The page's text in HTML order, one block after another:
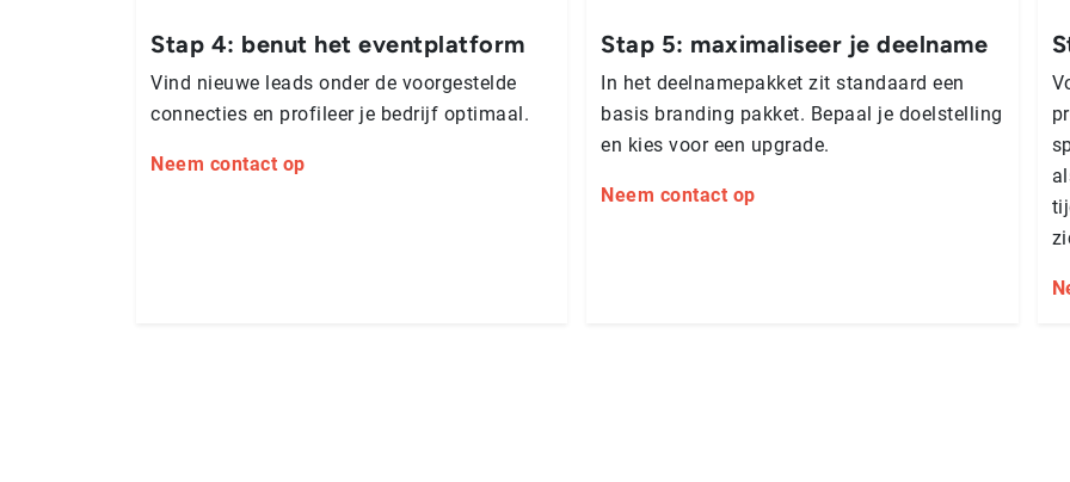
Stap 4: benut het eventplatform
Vind nieuwe leads onder de voor­ge­stel­de
connecties en profileer je bedrijf optimaal.
Neem contact op
Stap 5: maxi­ma­li­seer je deelname
In het deel­na­me­pak­ket zit standaard een
basis branding pakket. Bepaal je doel­stel­lin­g
en kies voor een upgrade.
Neem contact op